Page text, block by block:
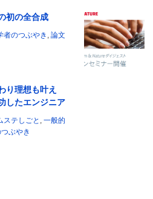
初の全合成
者のつぶやき , 論文
り理想も叶え
したエンジニア
ステしごと , 一般的
ぶやき